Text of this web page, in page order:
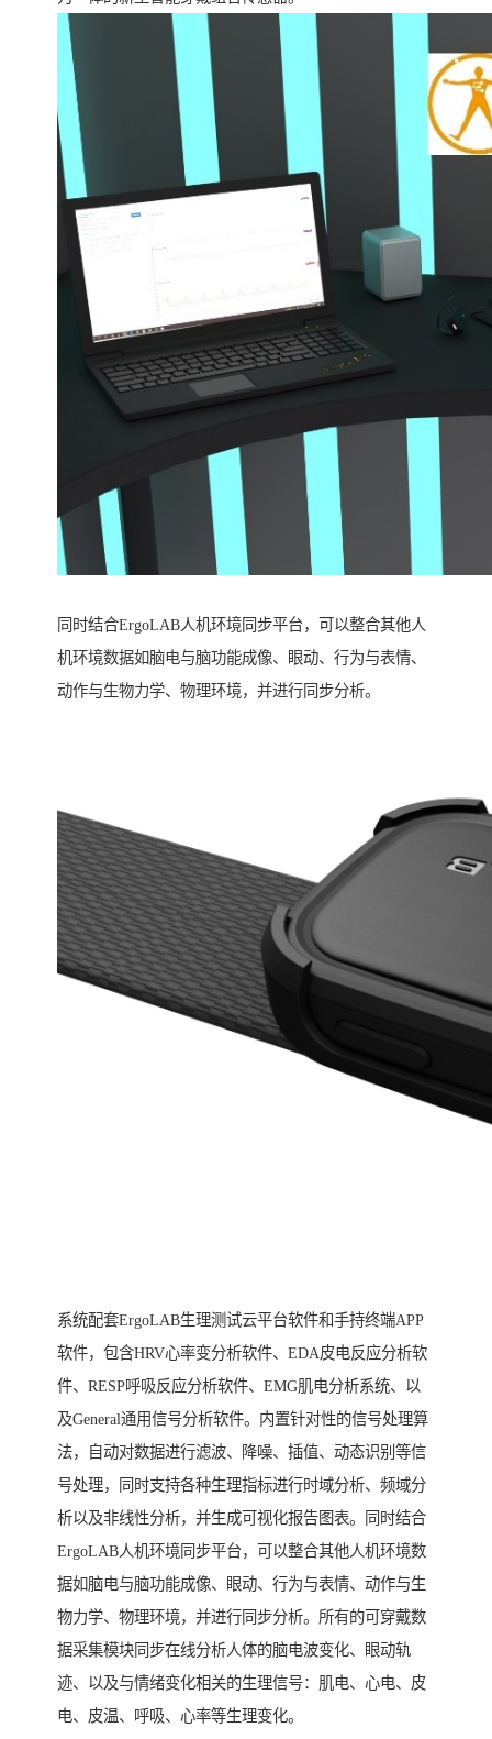
同时结合ErgoLAB人机环境同步平台，可以整合其他人
机环境数据如脑电与脑功能成像、眼动、行为与表情、
动作与生物力学、物理环境，并进行同步分析。
系统配套ErgoLAB生理测试云平台软件和手持终端APP
软件，包含HRV心率变分析软件、EDA皮电反应分析软
件、RESP呼吸反应分析软件、EMG肌电分析系统、以
及General通用信号分析软件。内置针对性的信号处理算
法，自动对数据进行滤波、降噪、插值、动态识别等信
号处理，同时支持各种生理指标进行时域分析、频域分
析以及非线性分析，并生成可视化报告图表。同时结合
ErgoLAB人机环境同步平台，可以整合其他人机环境数
据如脑电与脑功能成像、眼动、行为与表情、动作与生
物力学、物理环境，并进行同步分析。所有的可穿戴数
据采集模块同步在线分析人体的脑电波变化、眼动轨
迹、以及与情绪变化相关的生理信号：肌电、心电、皮
电、皮温、呼吸、心率等生理变化。